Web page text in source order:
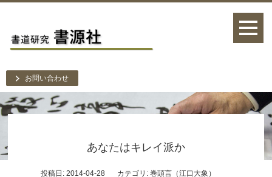
お問い合わせ
あなたはキレイ派か
投稿日: 2014-04-28 カテゴリ: 巻頭言（江口大象）